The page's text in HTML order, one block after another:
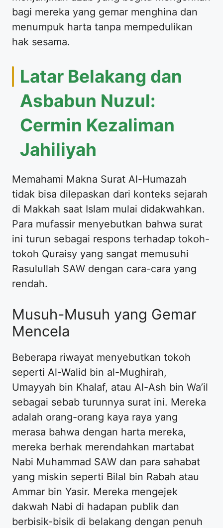
bagi mereka yang gemar menghina dan
menumpuk harta tanpa mempedulikan
hak sesama.
Latar Belakang dan
Asbabun Nuzul:
Cermin Kezaliman
Jahiliyah
Memahami Makna Surat Al-Humazah
tidak bisa dilepaskan dari konteks sejarah
di Makkah saat Islam mulai didakwahkan.
Para mufassir menyebutkan bahwa surat
ini turun sebagai respons terhadap tokoh-
tokoh Quraisy yang sangat memusuhi
Rasulullah SAW dengan cara-cara yang
rendah.
Musuh-Musuh yang Gemar
Mencela
Beberapa riwayat menyebutkan tokoh
seperti Al-Walid bin al-Mughirah,
Umayyah bin Khalaf, atau Al-Ash bin Wa’il
sebagai sebab turunnya surat ini. Mereka
adalah orang-orang kaya raya yang
merasa bahwa dengan harta mereka,
mereka berhak merendahkan martabat
Nabi Muhammad SAW dan para sahabat
yang miskin seperti Bilal bin Rabah atau
Ammar bin Yasir. Mereka mengejek
dakwah Nabi di hadapan publik dan
berbisik-bisik di belakang dengan penuh